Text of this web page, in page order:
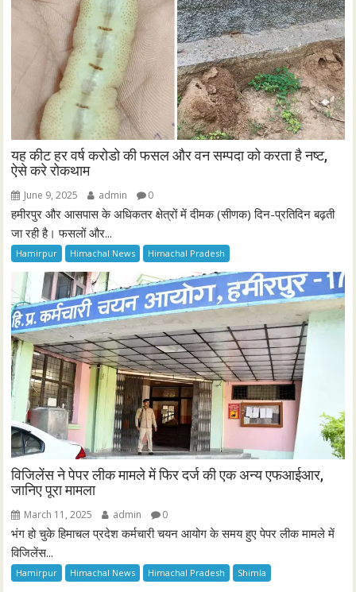
यह कीट हर वर्ष करोडो की फसल और वन सम्पदा को करता है नष्ट,
ऐसे करे रोकथाम
June 9, 2025 admin 0
हमीरपुर और आसपास के अधिकतर क्षेत्रों में दीमक (सीणक) दिन-प्रतिदिन बढ़ती
जा रही है। फसलों और...
Hamirpur Himachal News Himachal Pradesh
विजिलेंस ने पेपर लीक मामले में फिर दर्ज की एक अन्य एफआईआर,
जानिए पूरा मामला
March 11, 2025 admin 0
भंग हो चुके हिमाचल प्रदेश कर्मचारी चयन आयोग के समय हुए पेपर लीक मामले में
विजिलेंस...
Hamirpur Himachal News Himachal Pradesh Shimla